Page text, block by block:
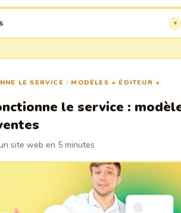
LE SERVICE : MODÈLES + ÉDITEUR +
le service :
site web en 5 minutes